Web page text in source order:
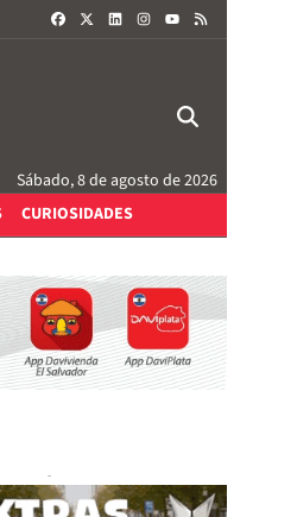
FACEBOOKLINKEDININSTAGRAM
Sábado, 8 de agosto de 2026
CURIOSIDADES